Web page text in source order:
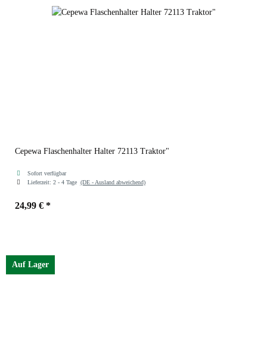
Cepewa Flaschenhalter Halter 72113 Traktor"
Sofort verfügbar
Lieferzeit: 2 - 4 Tage (DE - Ausland abweichend)
24,99 € *
Auf Lager